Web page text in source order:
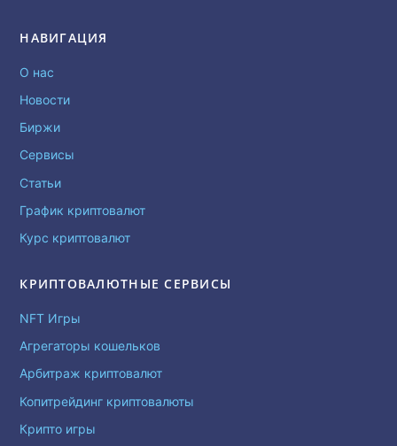
НАВИГАЦИЯ
О нас
Новости
Биржи
Сервисы
Статьи
График криптовалют
Курс криптовалют
КРИПТОВАЛЮТНЫЕ СЕРВИСЫ
NFT Игры
Агрегаторы кошельков
Арбитраж криптовалют
Копитрейдинг криптовалюты
Крипто игры